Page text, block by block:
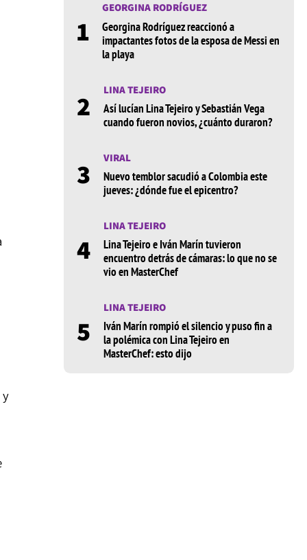
1
GEORGINA RODRÍGUEZ
Georgina Rodríguez reaccionó a
impactantes fotos de la esposa de Messi en
la playa
2
LINA TEJEIRO
Así lucían Lina Tejeiro y Sebastián Vega
cuando fueron novios, ¿cuánto duraron?
3
VIRAL
Nuevo temblor sacudió a Colombia este
jueves: ¿dónde fue el epicentro?
4
LINA TEJEIRO
Lina Tejeiro e Iván Marín tuvieron
encuentro detrás de cámaras: lo que no se
vio en MasterChef
5
LINA TEJEIRO
Iván Marín rompió el silencio y puso fin a
la polémica con Lina Tejeiro en
MasterChef: esto dijo